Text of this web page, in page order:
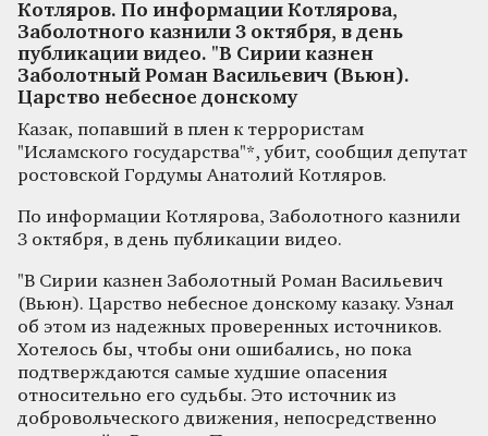
Котляров. По информации Котлярова,
Заболотного казнили 3 октября, в день
публикации видео. "В Сирии казнен
Заболотный Роман Васильевич (Вьюн).
Царство небесное донскому
Казак, попавший в плен к террористам
"Исламского государства"*, убит, сообщил депутат
ростовской Гордумы Анатолий Котляров.
По информации Котлярова, Заболотного казнили
3 октября, в день публикации видео.
"В Сирии казнен Заболотный Роман Васильевич
(Вьюн). Царство небесное донскому казаку. Узнал
об этом из надежных проверенных источников.
Хотелось бы, чтобы они ошибались, но пока
подтверждаются самые худшие опасения
относительно его судьбы. Это источник из
добровольческого движения, непосредственно